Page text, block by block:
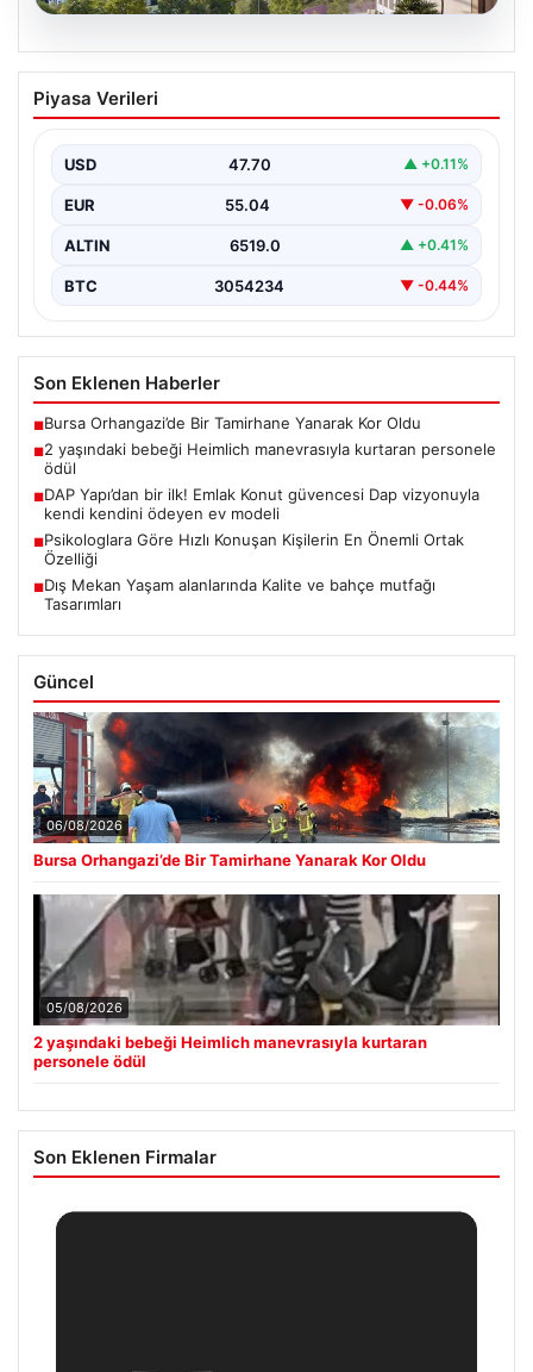
DAP Yapı’dan bir ilk! Emlak Konut
güvencesi Dap vizyonuyla kendi
Piyasa Verileri
USD 47.70 ▲ +0.11%
EUR 55.04 ▼ -0.06%
ALTIN 6519.0 ▲ +0.41%
BTC 3054234 ▼ -0.44%
Son Eklenen Haberler
■Bursa Orhangazi’de Bir Tamirhane Yanarak Kor Oldu
■2 yaşındaki bebeği Heimlich manevrasıyla kurtaran personele
ödül
■DAP Yapı’dan bir ilk! Emlak Konut güvencesi Dap vizyonuyla
kendi kendini ödeyen ev modeli
■Psikologlara Göre Hızlı Konuşan Kişilerin En Önemli Ortak
Özelliği
■Dış Mekan Yaşam alanlarında Kalite ve bahçe mutfağı
Tasarımları
Güncel
06/08/2026
Bursa Orhangazi’de Bir Tamirhane Yanarak Kor Oldu
05/08/2026
2 yaşındaki bebeği Heimlich manevrasıyla kurtaran
personele ödül
Son Eklenen Firmalar